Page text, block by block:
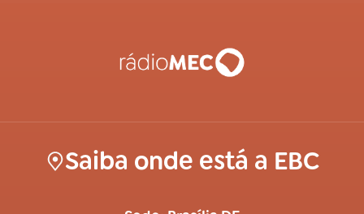
Saiba onde está a EBC